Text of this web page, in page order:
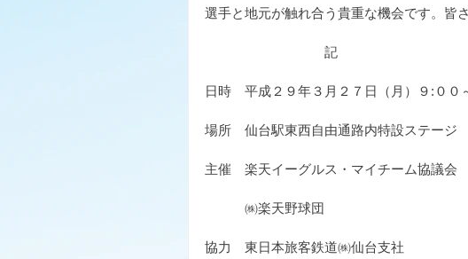
選手と地元が触れ合う貴重な機会です。皆
記
日時　平成２９年３月２７日（月）９:００
場所　仙台駅東西自由通路内特設ステージ
主催　楽天イーグルス・マイチーム協議会
㈱楽天野球団
協力　東日本旅客鉄道㈱仙台支社